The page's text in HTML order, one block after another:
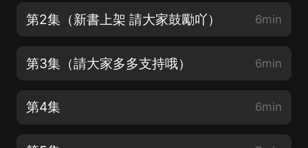
第2集（新書上架 請大家鼓勵吖） 6min
第3集（請大家多多支持哦） 6min
第4集 6min